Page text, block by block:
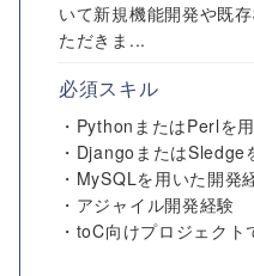
いて新規機能開発や既
ただきま...
必須スキル
・PythonまたはPerlを
・DjangoまたはSledge
・MySQLを用いた開発
・アジャイル開発経験
・toC向けプロジェクト